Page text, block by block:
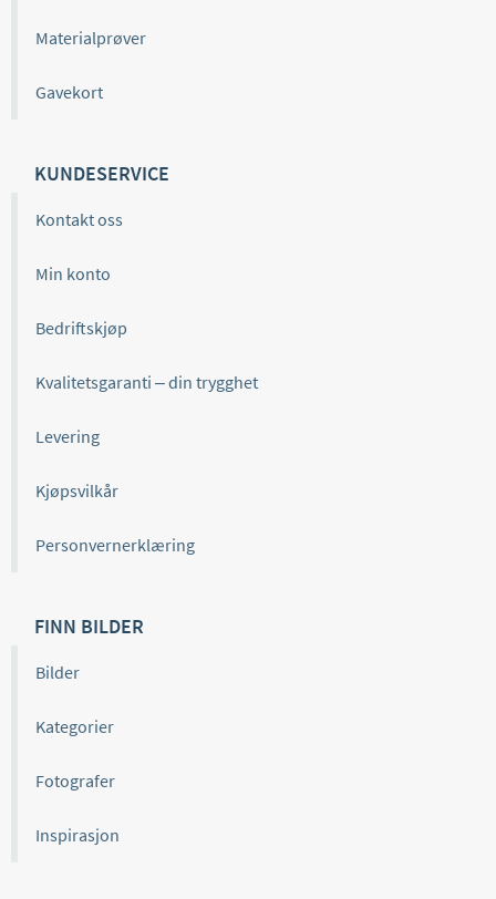
Materialprøver
Gavekort
KUNDESERVICE
Kontakt oss
Min konto
Bedriftskjøp
Kvalitetsgaranti – din trygghet
Levering
Kjøpsvilkår
Personvernerklæring
FINN BILDER
Bilder
Kategorier
Fotografer
Inspirasjon